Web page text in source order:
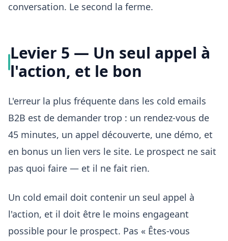
conversation. Le second la ferme.
Levier 5 — Un seul appel à
l'action, et le bon
L'erreur la plus fréquente dans les cold emails
B2B est de demander trop : un rendez-vous de
45 minutes, un appel découverte, une démo, et
en bonus un lien vers le site. Le prospect ne sait
pas quoi faire — et il ne fait rien.
Un cold email doit contenir un seul appel à
l'action, et il doit être le moins engageant
possible pour le prospect. Pas « Êtes-vous